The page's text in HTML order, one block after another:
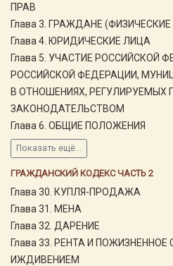
ПРАВ
Глава 3. ГРАЖДАНЕ
Глава 4. ЮРИДИЧЕСКИЕ ЛИЦА
Глава 5. УЧАСТИЕ РОССИЙСКОЙ
РОССИЙСКОЙ ФЕДЕРАЦИИ,
В ОТНОШЕНИЯХ, РЕГУЛИРУЕМЫХ
ЗАКОНОДАТЕЛЬСТВОМ
Глава 6. ОБЩИЕ ПОЛОЖЕНИЯ
Показать ещё...
ГРАЖДАНСКИЙ КОДЕКС ЧАСТЬ 2
Глава 30. КУПЛЯ-ПРОДАЖА
Глава 31. МЕНА
Глава 32. ДАРЕНИЕ
Глава 33. РЕНТА И
ИЖДИВЕНИЕМ